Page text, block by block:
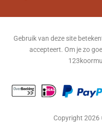
Gebruik van deze site
accepteert. Om je zo
Copyright 2026